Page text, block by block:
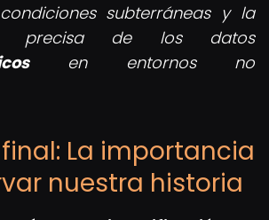
subterráneas y la
precisa de los datos
en entornos no
La importancia
nuestra historia